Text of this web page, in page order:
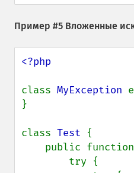
Пример #5 Вложенные
<?php
class MyException
}
class Test {
    public function